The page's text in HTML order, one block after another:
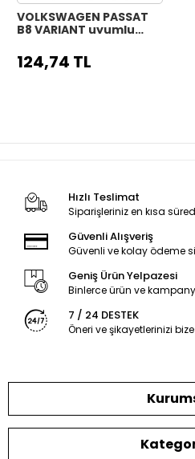
VOLKSWAGEN PASSAT
B8 VARIANT uyumlu
direksiyon kılıfı siyah
dikiş
124,74 TL
Hızlı Teslimat
Siparişleriniz en kısa
Güvenli Alışveriş
Güvenli ve kolay ödeme
Geniş Ürün Yelpazesi
Binlerce ürün ve
7 / 24 DESTEK
Öneri ve şikayetlerinizi